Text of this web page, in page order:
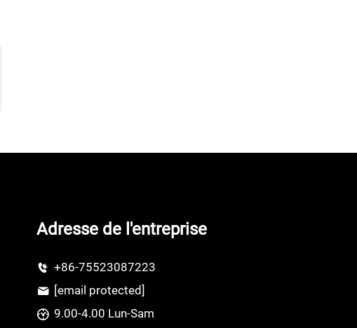
Adresse de l'entreprise
+86-75523087223
[email protected]
9.00-4.00 Lun-Sam